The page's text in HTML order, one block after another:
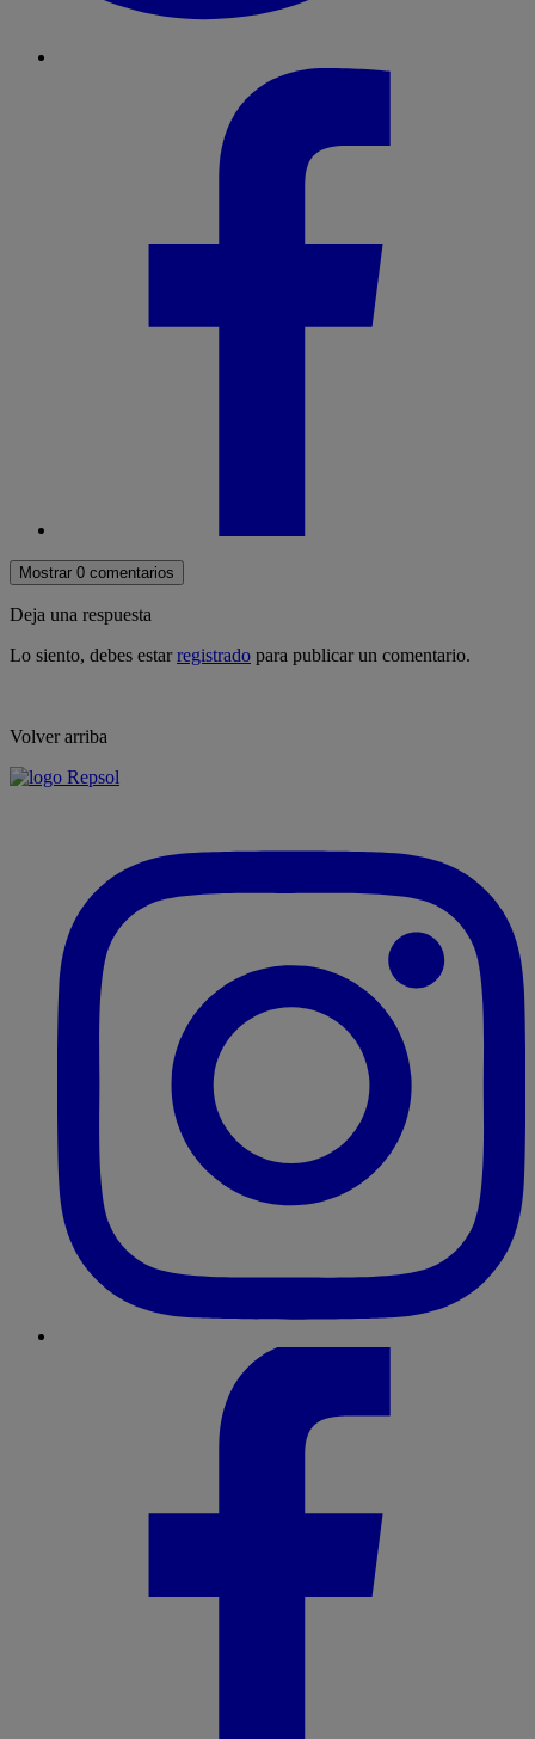
Mostrar 0 comentarios
Deja una respuesta
Lo siento, debes estarregistrado para publicar un comentario.
Volver arriba